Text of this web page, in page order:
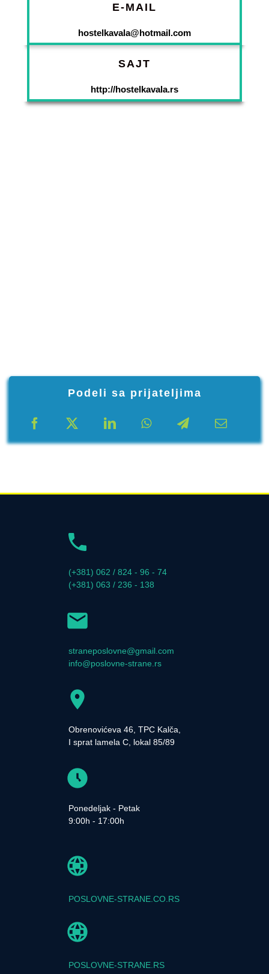
E-MAIL
hostelkavala@hotmail.com
SAJT
http://hostelkavala.rs
Podeli sa prijateljima
(+381) 062 / 824 - 96 - 74
(+381) 063 / 236 - 138
straneposlovne@gmail.com
info@poslovne-strane.rs
Obrenovićeva 46, TPC Kalča,
I sprat lamela C, lokal 85/89
Ponedeljak - Petak
9:00h - 17:00h
POSLOVNE-STRANE.CO.RS
POSLOVNE-STRANE.RS